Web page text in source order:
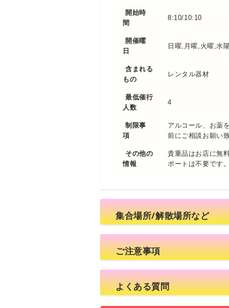
開始時
間
8:10/10:10
開催曜
日
日曜,月曜,火曜,水
含まれる
もの
レンタル器材
最低催行
人数
4
制限事
項
アルコール、お薬
前にご相談お願い
その他の
情報
貴重品はお店に無
ポートは不要です
集合場所/解散場所など
ご注意事項
よくある質問